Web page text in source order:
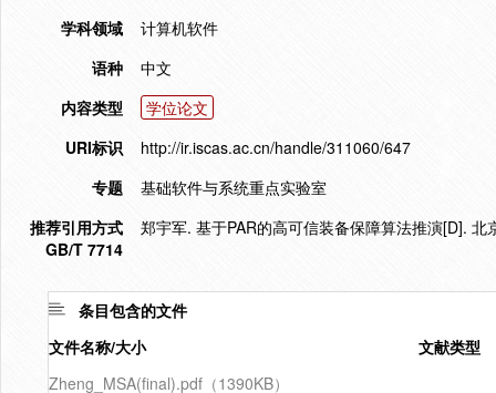
学科领域
计算机软件
语种
中文
内容类型
学位论文
URI标识
http://ir.iscas.ac.cn/handle/311060/647
专题
基础软件与系统重点实验室
推荐引用方式
GB/T 7714
郑宇军. 基于PAR的高可信装备保障算法推演[D].
条目包含的文件
文件名称/大小
文献类型
Zheng_MSA(final).pdf（1390KB）